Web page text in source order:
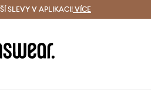
Doručení i do 24 h
SLEVY V APLIKACI! VÍCE